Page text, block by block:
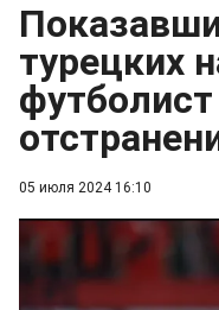
05 июля 2024 16:10
турецких